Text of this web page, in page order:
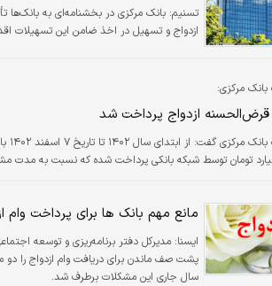
تسنیم: بانک مرکزی در بخشنامه‌ای به
ازدواج و تسهیل در اخذ ضامن این تسهیلات
بانک مرکزی:
مانع مهم بانک ها برای پرداخت وام
ایسنا: مدیرکل دفتر برنامه‌ریزی و توسعه
پشت صف ماندن برای دریافت وام ازدواج را
سال جاری این مشکلات برطرف شد.